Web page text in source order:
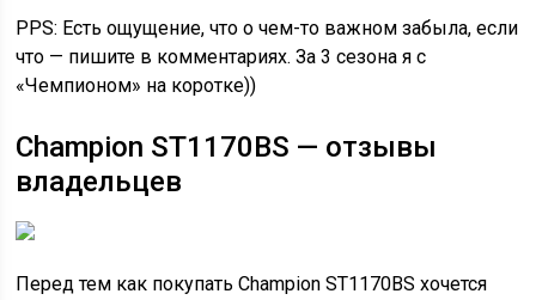
PPS: Есть ощущение, что о чем-то важном забыла, если
что — пишите в комментариях. За 3 сезона я с
«Чемпионом» на коротке))
Champion ST1170BS — отзывы
владельцев
Перед тем как покупать Champion ST1170BS хочется